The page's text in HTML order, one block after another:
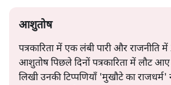
आशुतोष
पत्रकारिता में एक लंबी पारी और
आशुतोष पिछले दिनों पत्रकारिता में लौट आए
लिखी उनकी टिप्पणियाँ 'मुखौटे का राजधर्म'